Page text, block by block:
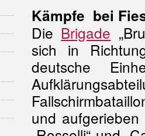
Kämpfe bei
Die Brigade
sich in
deutsche
und